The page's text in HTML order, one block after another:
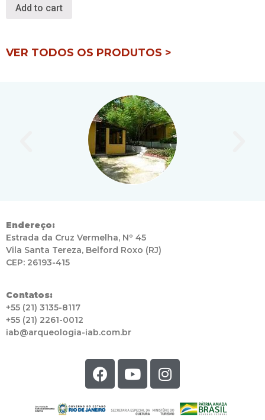
Add to cart
VER TODOS OS PRODUTOS >
Endereço:
Estrada da Cruz Vermelha, Nº 45
Vila Santa Tereza, Belford Roxo (RJ)
CEP: 26193-415
Contatos:
+55 (21) 3135-8117
+55 (21) 2261-0012
iab@arqueologia-iab.com.br